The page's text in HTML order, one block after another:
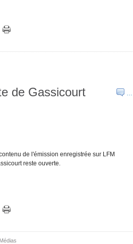
…
de Gassicourt
de l'émission enregistrée sur LFM
reste ouverte.